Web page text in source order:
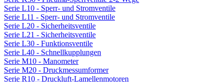
Serie L10 - Sperr- und Stromventile
Serie L11 - Sperr- und Stromventile
Serie L20 - Sicherheitsventile
Serie L21 - Sicherheitsventile
Serie L30 - Funktionsventile
Serie L40 - Schnellkupplungen
Serie M10 - Manometer
Serie M20 - Druckmessumformer
Serie R10 - Druckluft-Lamellenmotoren